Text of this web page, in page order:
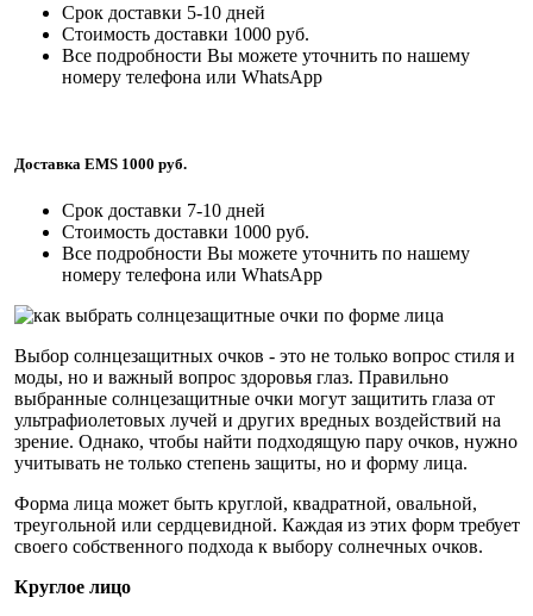
Срок доставки 5-10 дней
Стоимость доставки 1000 руб.
Все подробности Вы можете уточнить по нашему
номеру телефона или WhatsApp
Доставка EMS 1000 руб.
Срок доставки 7-10 дней
Стоимость доставки 1000 руб.
Все подробности Вы можете уточнить по нашему
номеру телефона или WhatsApp
Выбор солнцезащитных очков - это не только вопрос стиля и
моды, но и важный вопрос здоровья глаз. Правильно
выбранные солнцезащитные очки могут защитить глаза от
ультрафиолетовых лучей и других вредных воздействий на
зрение. Однако, чтобы найти подходящую пару очков, нужно
учитывать не только степень защиты, но и форму лица.
Форма лица может быть круглой, квадратной, овальной,
треугольной или сердцевидной. Каждая из этих форм требует
своего собственного подхода к выбору солнечных очков.
Круглое лицо